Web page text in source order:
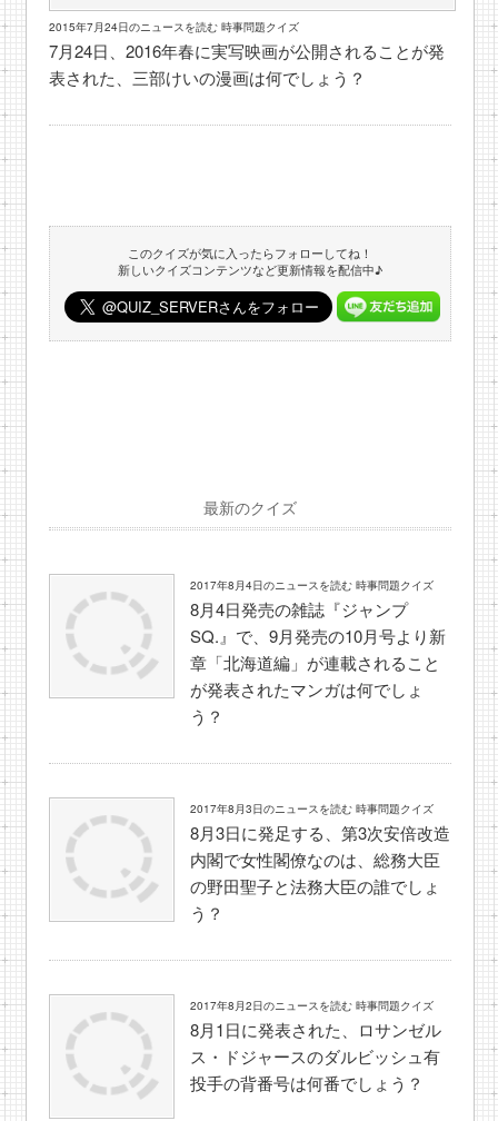
2015年7月24日のニュースを読む 時事問題クイズ
7月24日、2016年春に実写映画が公開されることが発
表された、三部けいの漫画は何でしょう？
このクイズが気に入ったらフォローしてね！
新しいクイズコンテンツなど更新情報を配信中♪
最新のクイズ
2017年8月4日のニュースを読む 時事問題クイズ
8月4日発売の雑誌『ジャンプ
SQ.』で、9月発売の10月号より新
章「北海道編」が連載されること
が発表されたマンガは何でしょ
う？
2017年8月3日のニュースを読む 時事問題クイズ
8月3日に発足する、第3次安倍改造
内閣で女性閣僚なのは、総務大臣
の野田聖子と法務大臣の誰でしょ
う？
2017年8月2日のニュースを読む 時事問題クイズ
8月1日に発表された、ロサンゼル
ス・ドジャースのダルビッシュ有
投手の背番号は何番でしょう？